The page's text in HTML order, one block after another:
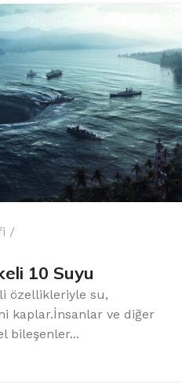
10 Suyu
özellikleriyle su,
kaplar.İnsanlar ve diğer
bileşenler...